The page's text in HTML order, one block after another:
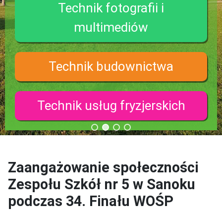
Technik fotografii i
multimediów
Technik budownictwa
Technik usług fryzjerskich
Zaangażowanie społeczności
Zespołu Szkół nr 5 w Sanoku
podczas 34. Finału WOŚP